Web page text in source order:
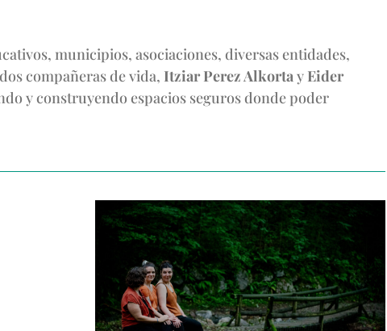
municipios, asociaciones, diversas entidades,
compañeras de vida, Itziar Perez Alkortay Eider
y construyendo espacios seguros donde poder